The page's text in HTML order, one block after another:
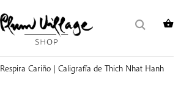
Respira Cariño | Caligrafía de Thich Nhat Hanh